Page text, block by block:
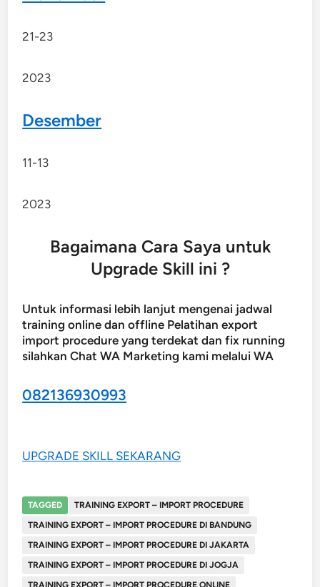
21-23
2023
Desember
11-13
2023
Bagaimana Cara Saya untuk
Upgrade Skill ini ?
Untuk informasi lebih lanjut mengenai jadwal
training online dan offline Pelatihan export
import procedure yang terdekat dan fix running
silahkan Chat WA Marketing kami melalui WA
082136930993
UPGRADE SKILL SEKARANG
TAGGED
TRAINING EXPORT – IMPORT PROCEDURE
TRAINING EXPORT – IMPORT PROCEDURE DI BANDUNG
TRAINING EXPORT – IMPORT PROCEDURE DI JAKARTA
TRAINING EXPORT – IMPORT PROCEDURE DI JOGJA
TRAINING EXPORT – IMPORT PROCEDURE ONLINE